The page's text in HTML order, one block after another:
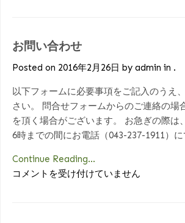
は
お問い合わせ
Posted on 2016年2月26日 by admin in .
以下フォームに必要事項をご記入のうえ
さい。 問合せフォームからのご連絡の場
を頂く場合がございます。 お急ぎの際は
6時までの間にお電話（043-237-1911）
Continue Reading...
お
コメントを受け付けていません